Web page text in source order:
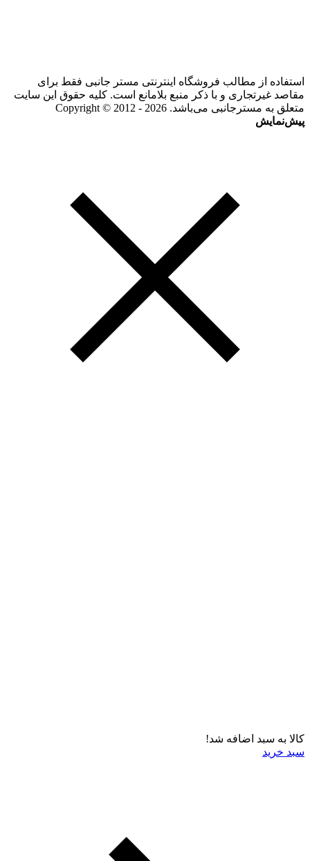
استفاده از مطالب فروشگاه اینترنتی مستر جانبی فقط برای
مقاصد غیرتجاری و با ذکر منبع بلامانع است. کلیه حقوق این سایت
متعلق به مسترجانبی می‌باشد. Copyright © 2012 - 2026
پیش‌نمایش
کالا به سبد اضافه شد!
سبد خرید